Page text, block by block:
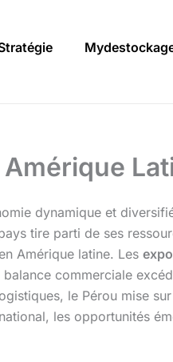
dynamique et
tire parti de ses
Amérique latine. Les
commerciale
le Pérou mise
les opportunités